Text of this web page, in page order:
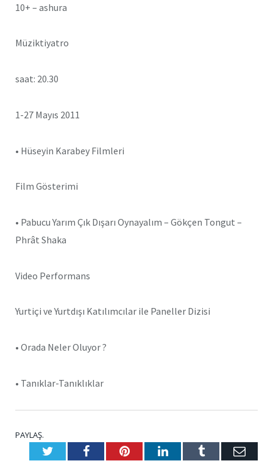
10+ – ashura
Müziktiyatro
saat: 20.30
1-27 Mayıs 2011
• Hüseyin Karabey Filmleri
Film Gösterimi
• Pabucu Yarım Çık Dışarı Oynayalım – Gökçen Tongut –
Phrât Shaka
Video Performans
Yurtiçi ve Yurtdışı Katılımcılar ile Paneller Dizisi
• Orada Neler Oluyor ?
• Tanıklar-Tanıklıklar
PAYLAŞ.
TwitterFacebookPinterestLinkedInTumblr E-